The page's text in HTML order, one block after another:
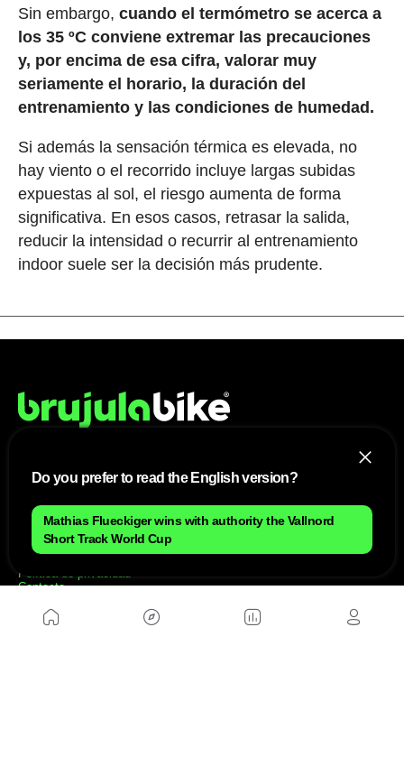
Sin embargo, cuando el termómetro se acerca a
los 35 ºC conviene extremar las precauciones
y, por encima de esa cifra, valorar muy
seriamente el horario, la duración del
entrenamiento y las condiciones de humedad.
Si además la sensación térmica es elevada, no
hay viento o el recorrido incluye largas subidas
expuestas al sol, el riesgo aumenta de forma
significativa. En esos casos, retrasar la salida,
reducir la intensidad o recurrir al entrenamiento
indoor suele ser la decisión más prudente.
NOSOTROS
Mapa del sitio
Aviso Legal
Anúnciate con nosotros
Política de privacidad
Contacto
Do you prefer to read the English version?
Mathias Flueckiger wins with authority the Vallnord
Short Track World Cup